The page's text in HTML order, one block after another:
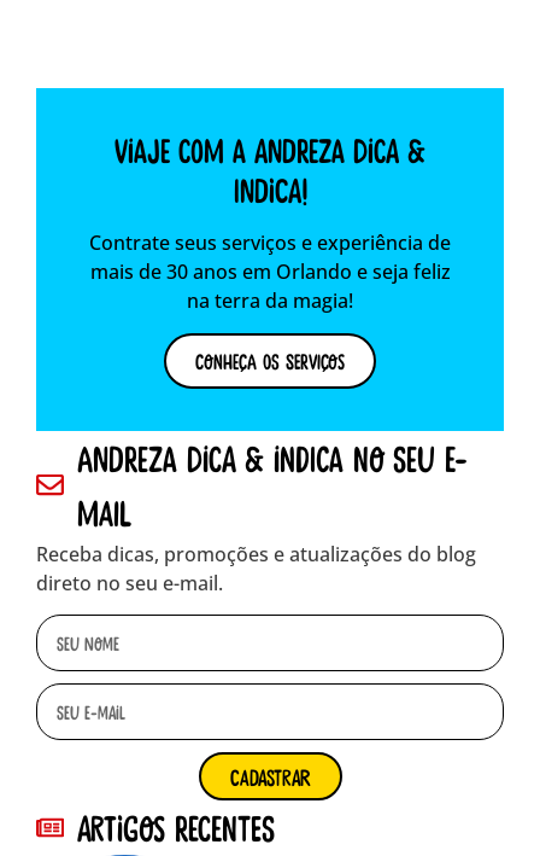
Viaje com a Andreza dica &
indica!
Contrate seus serviços e experiência de
mais de 30 anos em Orlando e seja feliz
na terra da magia!
Conheça os Serviços
andreza dica & indica no seu e-
mail
Receba dicas, promoções e atualizações do blog
direto no seu e-mail.
cadastrar
Artigos Recentes